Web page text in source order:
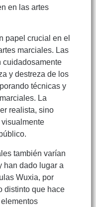
en las artes
papel crucial en el
marciales. Las
cuidadosamente
y destreza de los
técnicas y
La
realista, sino
también varían
han dado lugar a
Wuxia, por
distinto que hace